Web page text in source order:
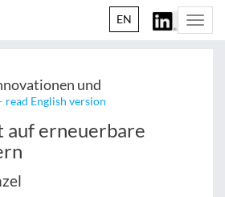
EN
und
read English version
auf erneuerbare